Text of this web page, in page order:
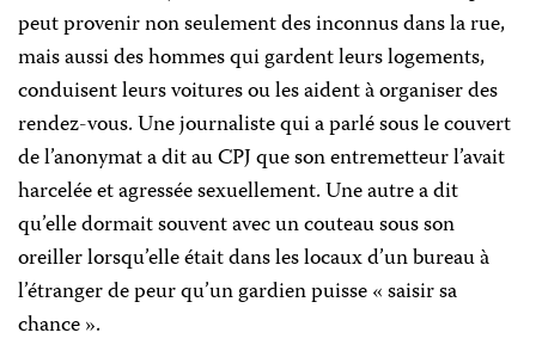
peut provenir non seulement des inconnus dans la rue,
mais aussi des hommes qui gardent leurs logements,
conduisent leurs voitures ou les aident à organiser des
rendez-vous. Une journaliste qui a parlé sous le couvert
de l’anonymat a dit au CPJ que son entremetteur l’avait
harcelée et agressée sexuellement. Une autre a dit
qu’elle dormait souvent avec un couteau sous son
oreiller lorsqu’elle était dans les locaux d’un bureau à
l’étranger de peur qu’un gardien puisse « saisir sa
chance ».